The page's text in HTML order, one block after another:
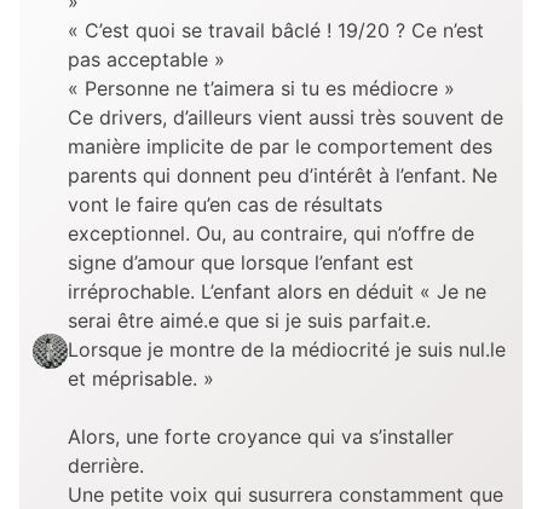
« C’est quoi se travail bâclé ! 19/20 ? Ce n’est
pas acceptable »
« Personne ne t’aimera si tu es médiocre »
Ce drivers, d’ailleurs vient aussi très souvent de
manière implicite de par le comportement des
parents qui donnent peu d’intérêt à l’enfant. Ne
vont le faire qu’en cas de résultats
exceptionnel. Ou, au contraire, qui n’offre de
signe d’amour que lorsque l’enfant est
irréprochable. L’enfant alors en déduit « Je ne
serai être aimé.e que si je suis parfait.e.
Lorsque je montre de la médiocrité je suis nul.le
et méprisable. »
Alors, une forte croyance qui va s’installer
derrière.
Une petite voix qui susurrera constamment que